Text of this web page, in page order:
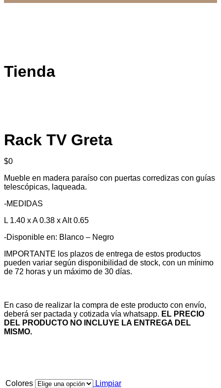
Tienda
Rack TV Greta
$0
Mueble en madera paraíso con puertas corredizas con guías
telescópicas, laqueada.
-MEDIDAS
L 1.40 x A 0.38 x Alt 0.65
-Disponible en: Blanco – Negro
IMPORTANTE los plazos de entrega de estos productos
pueden variar según disponibilidad de stock, con un mínimo
de 72 horas y un máximo de 30 días.
En caso de realizar la compra de este producto con envío,
deberá ser pactada y cotizada vía whatsapp. EL PRECIO
DEL PRODUCTO NO INCLUYE LA ENTREGA DEL
MISMO.
Colores Limpiar